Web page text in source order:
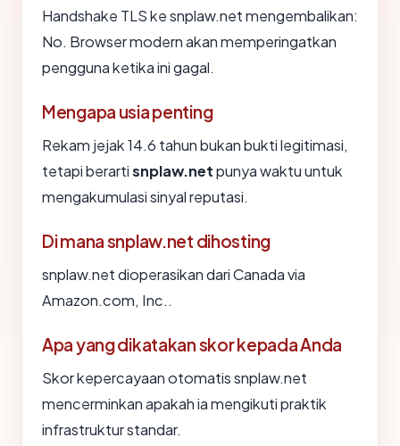
Handshake TLS ke snplaw.net mengembalikan:
No. Browser modern akan memperingatkan
pengguna ketika ini gagal.
Mengapa usia penting
Rekam jejak 14.6 tahun bukan bukti legitimasi,
tetapi berartisnplaw.netpunya waktu untuk
mengakumulasi sinyal reputasi.
Di mana snplaw.net dihosting
snplaw.net dioperasikan dari Canada via
Amazon.com, Inc..
Apa yang dikatakan skor kepada Anda
Skor kepercayaan otomatis snplaw.net
mencerminkan apakah ia mengikuti praktik
infrastruktur standar.